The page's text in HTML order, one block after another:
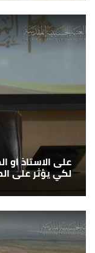
على الاستاذ
لكي يؤثر على